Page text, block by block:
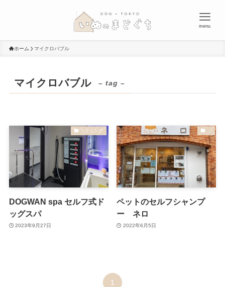
menu
ホーム マイクロバブル
マイクロバブル – tag –
トリミング
DOGWAN spa セルフ式ド
ッグスパ
2023年9月27日
ペットのセルフシャンプ
ー ネロ
2022年6月5日
1